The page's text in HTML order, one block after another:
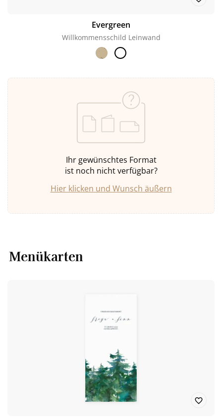
Evergreen
Willkommensschild Leinwand
Ihr gewünschtes Format
ist noch nicht verfügbar?
Hier klicken und Wunsch äußern
Menükarten